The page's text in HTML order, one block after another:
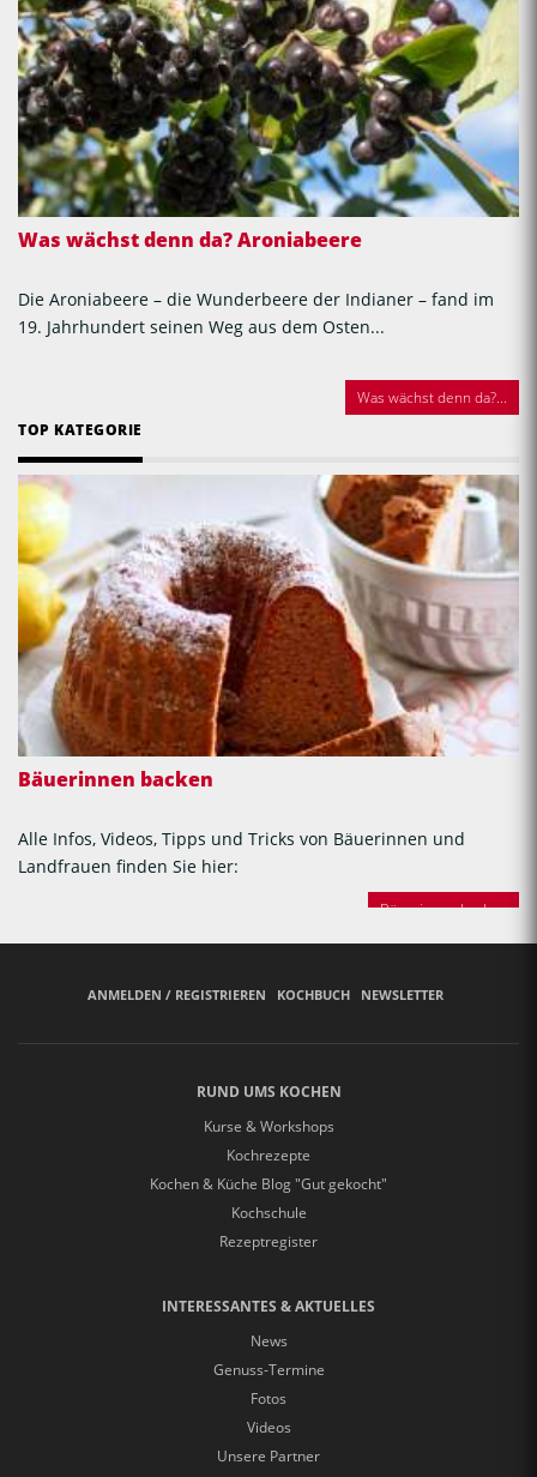
Was wächst denn da? Aroniabeere
Die Aroniabeere – die Wunderbeere der Indianer – fand im
19. Jahrhundert seinen Weg aus dem Osten...
Was wächst denn da?...
TOP KATEGORIE
Bäuerinnen backen
Alle Infos, Videos, Tipps und Tricks von Bäuerinnen und
Landfrauen finden Sie hier:
Bäuerinnen backen
ANMELDEN / REGISTRIEREN KOCHBUCH NEWSLETTER
RUND UMS KOCHEN
Kurse & Workshops
Kochrezepte
Kochen & Küche Blog "Gut gekocht"
Kochschule
Rezeptregister
INTERESSANTES & AKTUELLES
News
Genuss-Termine
Fotos
Videos
Unsere Partner